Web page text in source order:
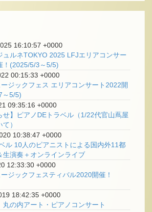
16:10:57 +0000
ュルネTOKYO 2025 LFJエリアコンサー
！(2025/5/3～5/5)
00:15:33 +0000
ジックフェス エリアコンサート2022開
～5/5)
09:35:16 +0000
せ】ピアノDEトラベル（1/22代官山蔦屋
）
10:38:47 +0000
ル 10人のピアニストによる国内外11都
生演奏＋オンラインライブ
12:33:30 +0000
ジックフェスティバル2020開催！
18:42:35 +0000
丸の内アート・ピアノコンサート